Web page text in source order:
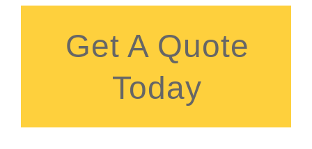
Get A Quote
Today